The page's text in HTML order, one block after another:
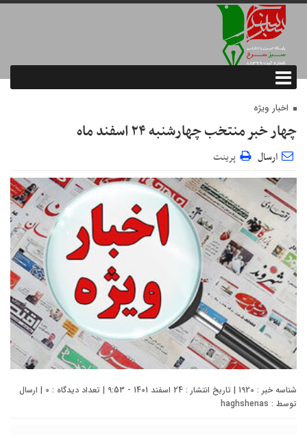
اخبار ویژه
چهار خبر منتخب چهارشنبه ۲۴ اسفند ماه
ارسال پرینت
شناسه خبر : 1920 | تاریخ انتشار : 24 اسفند 1401 - 9:53 | تعداد دیدگاه : 0 | ارسال
توسط : haghshenas